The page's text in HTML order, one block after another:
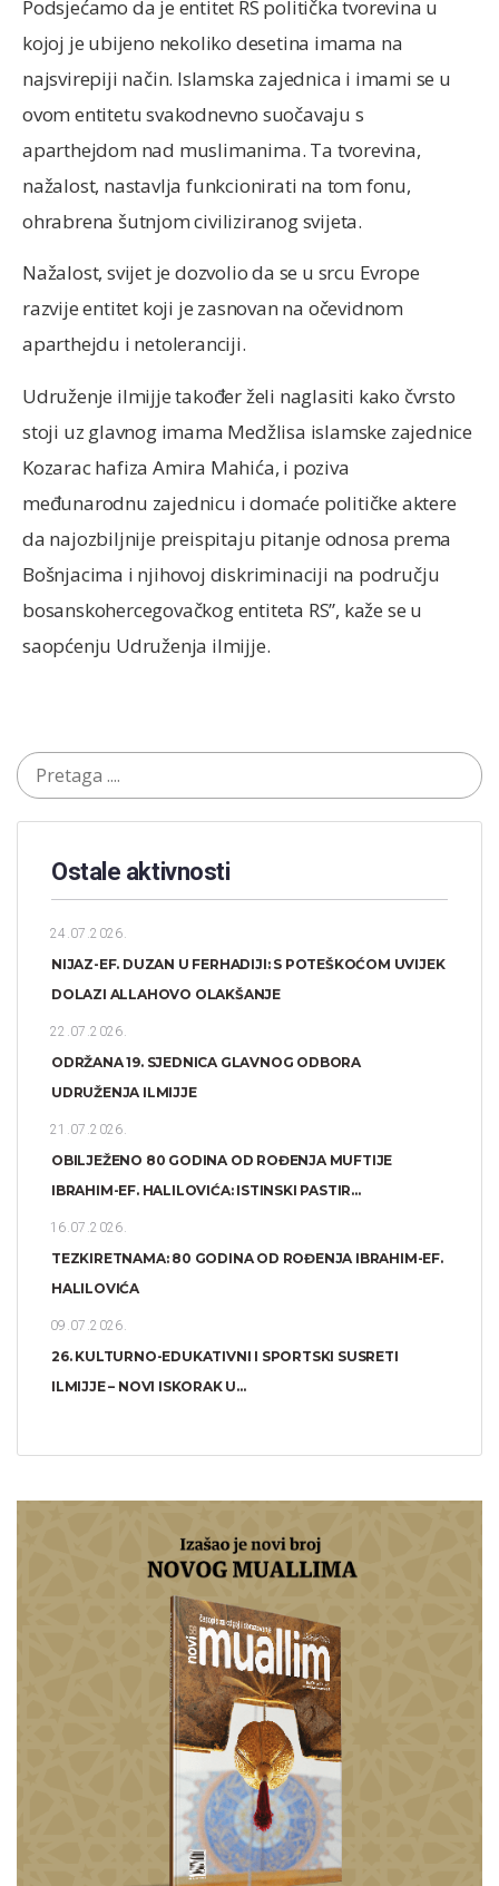
Podsjećamo da je entitet RS politička tvorevina u
kojoj je ubijeno nekoliko desetina imama na
najsvirepiji način. Islamska zajednica i imami se u
ovom entitetu svakodnevno suočavaju s
aparthejdom nad muslimanima. Ta tvorevina,
nažalost, nastavlja funkcionirati na tom fonu,
ohrabrena šutnjom civiliziranog svijeta.
Nažalost, svijet je dozvolio da se u srcu Evrope
razvije entitet koji je zasnovan na očevidnom
aparthejdu i netoleranciji.
Udruženje ilmijje također želi naglasiti kako čvrsto
stoji uz glavnog imama Medžlisa islamske zajednice
Kozarac hafiza Amira Mahića, i poziva
međunarodnu zajednicu i domaće političke aktere
da najozbiljnije preispitaju pitanje odnosa prema
Bošnjacima i njihovoj diskriminaciji na području
bosanskohercegovačkog entiteta RS”, kaže se u
saopćenju Udruženja ilmijje.
Ostale aktivnosti
24.07.2026.
NIJAZ-EF. DUZAN U FERHADIJI: S POTEŠKOĆOM UVIJEK
DOLAZI ALLAHOVO OLAKŠANJE
22.07.2026.
ODRŽANA 19. SJEDNICA GLAVNOG ODBORA
UDRUŽENJA ILMIJJE
21.07.2026.
OBILJEŽENO 80 GODINA OD ROĐENJA MUFTIJE
IBRAHIM-EF. HALILOVIĆA: ISTINSKI PASTIR...
16.07.2026.
TEZKIRETNAMA: 80 GODINA OD ROĐENJA IBRAHIM-EF.
HALILOVIĆA
09.07.2026.
26. KULTURNO-EDUKATIVNI I SPORTSKI SUSRETI
ILMIJJE – NOVI ISKORAK U...